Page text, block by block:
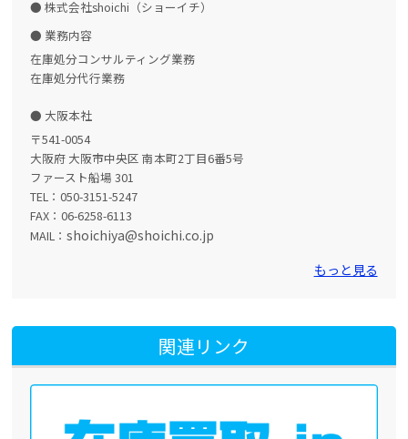
株式会社shoichi（ショーイチ）
業務内容
在庫処分コンサルティング業務
在庫処分代行業務
大阪本社
〒541-0054
大阪府 大阪市中央区 南本町2丁目6番5号
ファースト船場 301
TEL：050-3151-5247
FAX：06-6258-6113
MAIL：shoichiya@shoichi.co.jp
もっと見る
関連リンク